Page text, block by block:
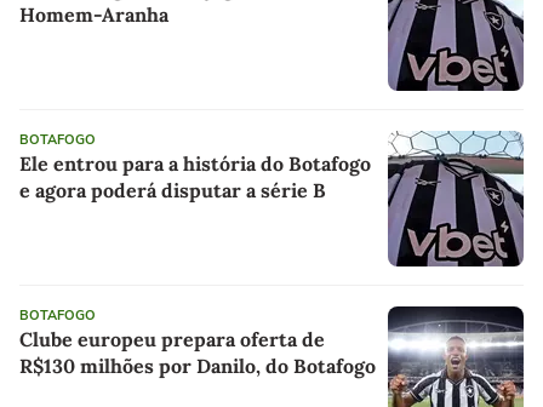
Homem-Aranha
BOTAFOGO
Ele entrou para a história do Botafogo
e agora poderá disputar a série B
BOTAFOGO
Clube europeu prepara oferta de
R$130 milhões por Danilo, do Botafogo